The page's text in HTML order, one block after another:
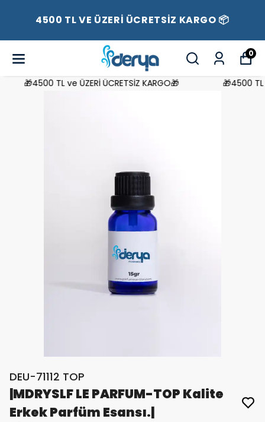
4500 TL VE ÜZERİ ÜCRETSİZ KARGO 📦
0
🎁4500 TL ve ÜZERİ ÜCRETSİZ KARGO🎁 🎁4500 TL
DEU-71112 TOP
|MDRYSLF LE PARFUM-TOP Kalite
Erkek Parfüm Esansı.|